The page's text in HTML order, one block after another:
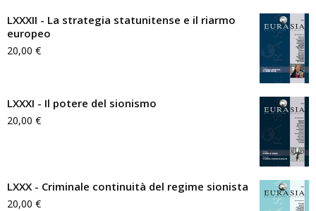
LXXXII - La strategia statunitense e il riarmo
europeo
20,00 €
LXXXI - Il potere del sionismo
20,00 €
LXXX - Criminale continuità del regime sionista
20,00 €